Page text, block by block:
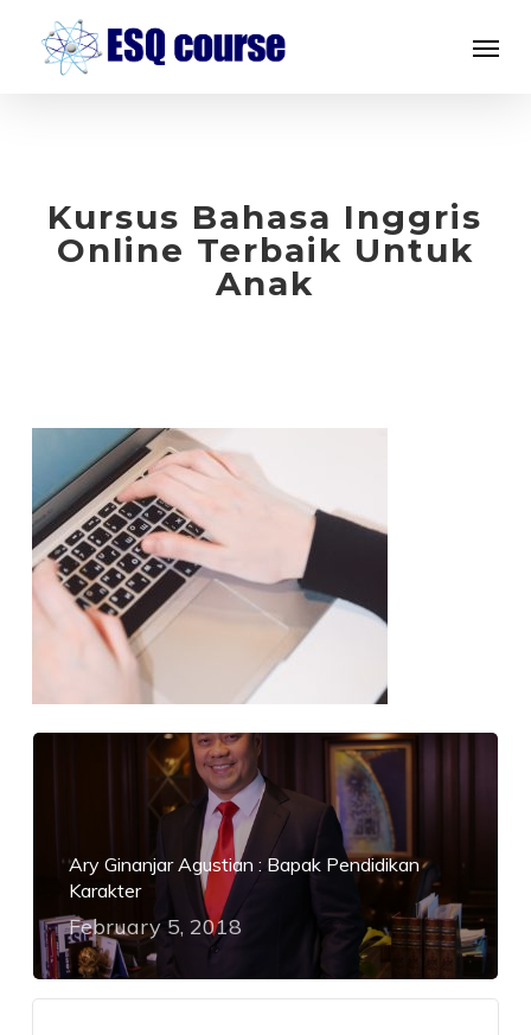
Kursus Bahasa Inggris
Online Terbaik Untuk
Anak
Ary Ginanjar Agustian : Bapak Pendidikan
Karakter
February 5, 2018